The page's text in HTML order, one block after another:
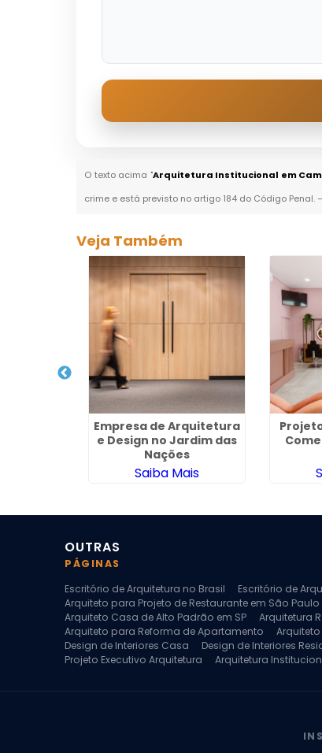
O texto acima "Arquitetura Institucional em
crime e está previsto no artigo 184 do Código Penal. –
Veja Também
Empresa de Arquitetura
e Design no Jardim das
Nações
Saiba Mais
OUTRAS
PÁGINAS
Escritório de Arquitetura no Brasil
Escritório de
Arquiteto para Projeto de Restaurante em São Paulo
Arquiteto Casa de Alto Padrão em SP
Arquitetura
Arquiteto para Reforma de Apartamento
Design de Interiores Casa
Design de Interiores
Projeto Executivo Arquitetura
Arquitetura